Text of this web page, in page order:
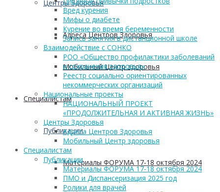
Центры Здоровья
Адреса Центров Здоровья
Мобильный Центр здоровья
Cпециалистам
Публикации
Материалы ФОРУМА 17-18 октября 2024
Вред курения
Мифы о диабете
Курение во время беременности
Запись занятия в дистанционной школе
Взаимодействие с СОНКО
РОО «Общество профилактики заболеваний
и сохранения здоровья»
Реестр социально ориентированных
некоммерческих организаций
Национальные проекты
НАЦИОНАЛЬНЫЙ ПРОЕКТ
«ПРОДОЛЖИТЕЛЬНАЯ И АКТИВНАЯ ЖИЗНЬ»
Центры Здоровья
Адреса Центров Здоровья
Мобильный Центр здоровья
Cпециалистам
Публикации
Материалы ФОРУМА 17-18 октября 2024
ПМО и Диспансеризация 2025 год
Ролики для врачей